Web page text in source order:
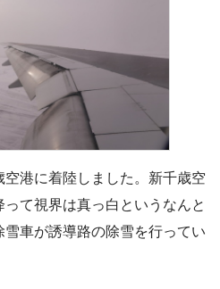
港に着陸しました。新千歳空
て視界は真っ白というなんと
雪車が誘導路の除雪を行ってい